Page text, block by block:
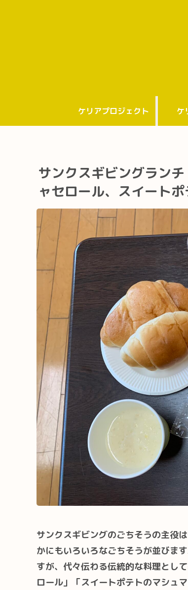
ケリアプロジェクト ケ
サンクスギビングラン
ャセロール、スイート
サンクスギビングのごちそうの主役
かにもいろいろなごちそうが並びま
すが、代々伝わる伝統的な料理とし
ロール」「スイートポテトのマシュ